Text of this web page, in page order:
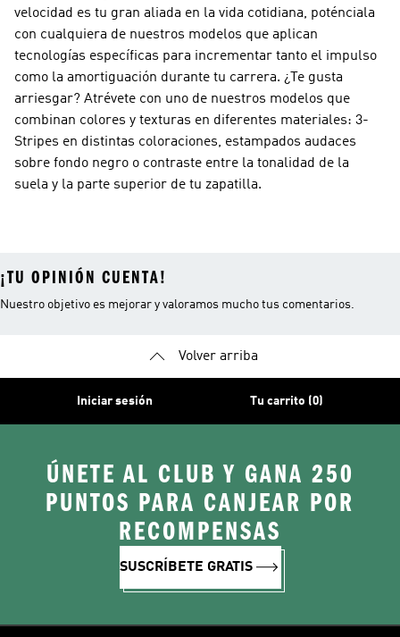
velocidad es tu gran aliada en la vida cotidiana, poténciala
con cualquiera de nuestros modelos que aplican
tecnologías específicas para incrementar tanto el impulso
como la amortiguación durante tu carrera. ¿Te gusta
arriesgar? Atrévete con uno de nuestros modelos que
combinan colores y texturas en diferentes materiales: 3-
Stripes en distintas coloraciones, estampados audaces
sobre fondo negro o contraste entre la tonalidad de la
suela y la parte superior de tu zapatilla.
¡TU OPINIÓN CUENTA!
Nuestro objetivo es mejorar y valoramos mucho tus comentarios.
Volver arriba
Iniciar sesión Tu carrito (0)
ÚNETE AL CLUB Y GANA 250
PUNTOS PARA CANJEAR POR
RECOMPENSAS
SUSCRÍBETE GRATIS